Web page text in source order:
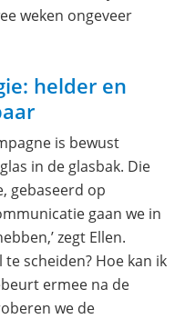
weken ongeveer
helder en
is bewust
in de glasbak. Die
gebaseerd op
gaan we in
zegt Ellen.
scheiden? Hoe kan ik
ermee na de
we de